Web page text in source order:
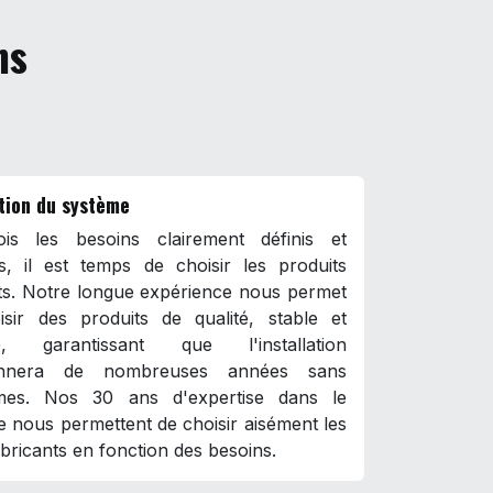
du système
les besoins clairement définis et
il est temps de choisir les produits
Notre longue expérience nous permet
des produits de qualité, stable et
garantissant que l'installation
de nombreuses années sans
Nos 30 ans d'expertise dans le
nous permettent de choisir aisément les
en fonction des besoins.